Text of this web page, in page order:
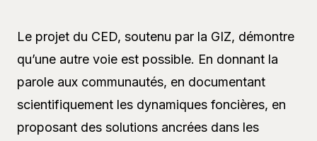
Le projet du CED, soutenu par la GIZ, démontre
qu’une autre voie est possible. En donnant la
parole aux communautés, en documentant
scientifiquement les dynamiques foncières, en
proposant des solutions ancrées dans les